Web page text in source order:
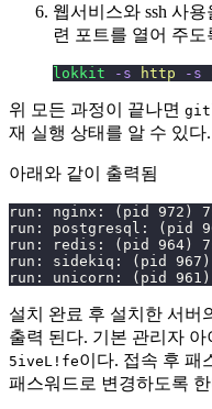
웹서비스와 ssh 사
련 포트를 열어 주도
lokkit -s http -s
위 모든 과정이 끝나면
재 실행 상태를 알 수 있다.
아래와 같이 출력됨
run: nginx: (pid 972)
run: postgresql: (pid
run: redis: (pid 964)
run: sidekiq: (pid
run: unicorn: (pid
설치 완료 후 설치한 서버
출력 된다. 기본 관리자
5iveL!fe이다. 접속 후 패
패스워드로 변경하도록